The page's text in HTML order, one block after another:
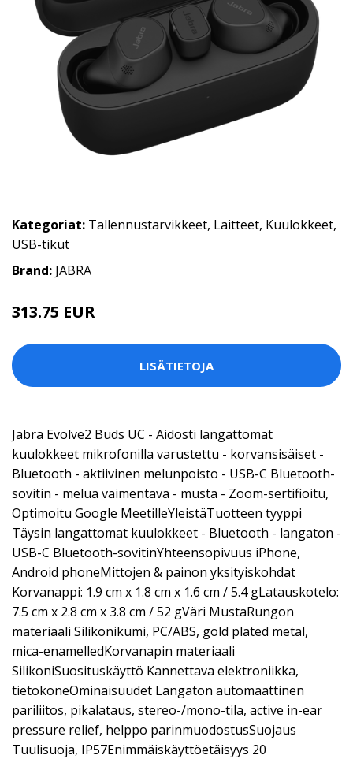
Kategoriat: Tallennustarvikkeet, Laitteet, Kuulokkeet,
USB-tikut
Brand: JABRA
313.75 EUR
LISÄTIETOJA
Jabra Evolve2 Buds UC - Aidosti langattomat
kuulokkeet mikrofonilla varustettu - korvansisäiset -
Bluetooth - aktiivinen melunpoisto - USB-C Bluetooth-
sovitin - melua vaimentava - musta - Zoom-sertifioitu,
Optimoitu Google MeetilleYleistäTuotteen tyyppi
Täysin langattomat kuulokkeet - Bluetooth - langaton -
USB-C Bluetooth-sovitinYhteensopivuus iPhone,
Android phoneMittojen & painon yksityiskohdat
Korvanappi: 1.9 cm x 1.8 cm x 1.6 cm / 5.4 gLatauskotelo:
7.5 cm x 2.8 cm x 3.8 cm / 52 gVäri MustaRungon
materiaali Silikonikumi, PC/ABS, gold plated metal,
mica-enamelledKorvanapin materiaali
SilikoniSuosituskäyttö Kannettava elektroniikka,
tietokoneOminaisuudet Langaton automaattinen
pariliitos, pikalataus, stereo-/mono-tila, active in-ear
pressure relief, helppo parinmuodostusSuojaus
Tuulisuoja, IP57Enimmäiskäyttöetäisyys 20